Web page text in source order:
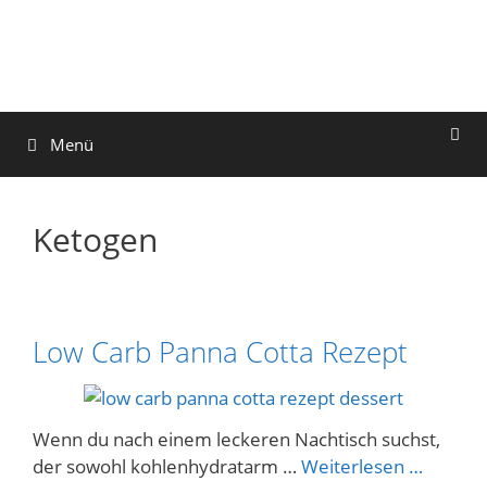
Menü
Ketogen
Low Carb Panna Cotta Rezept
Schlagwörter
Wenn du nach einem leckeren Nachtisch suchst,
der sowohl kohlenhydratarm … Weiterlesen …